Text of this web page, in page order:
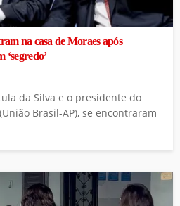
na casa de Moraes após
da Silva e o presidente do
Brasil-AP), se encontraram